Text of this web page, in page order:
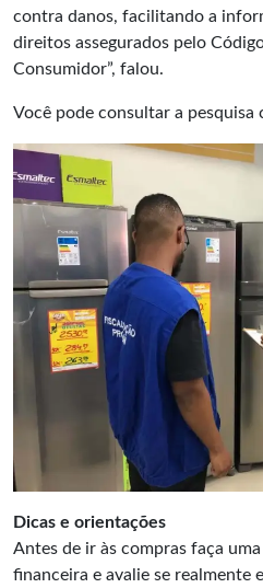
contra danos, facilitando a
direitos assegurados pelo
Consumidor”, falou.
Você pode consultar a pesquisa
Dicas e orientações
Antes de ir às compras faça
financeira e avalie se realmente